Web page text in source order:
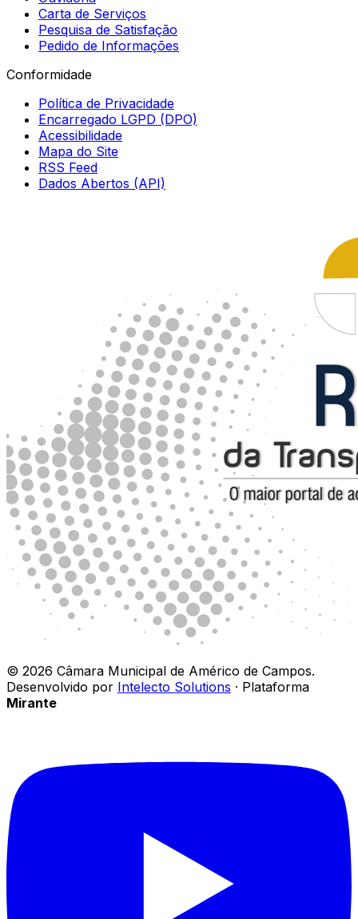
Carta de Serviços
Pesquisa de Satisfação
Pedido de Informações
Conformidade
Política de Privacidade
Encarregado LGPD (DPO)
Acessibilidade
Mapa do Site
RSS Feed
Dados Abertos (API)
© 2026 Câmara Municipal de Américo de Campos.
Desenvolvido por Intelecto Solutions · Plataforma
Mirante